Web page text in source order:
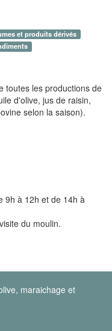
et produits dérivés
toutes les productions de
d'olive, jus de raisin,
selon la saison).
9h à 12h et de 14h à
du moulin.
maraichage et